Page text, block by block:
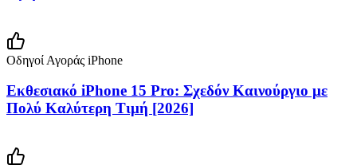
Οδηγοί Αγοράς iPhone
Εκθεσιακό iPhone 15 Pro: Σχεδόν Καινούργιο με
Πολύ Καλύτερη Τιμή [2026]